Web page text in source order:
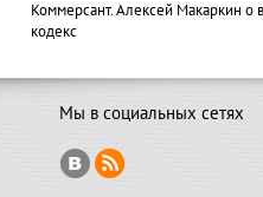
Коммерсант. Алексей Макаркин о
кодекс
Мы в социальных сетях